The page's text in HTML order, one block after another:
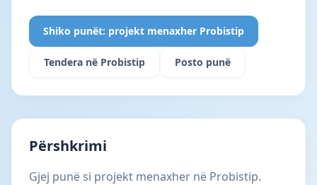
Shiko punët: projekt menaxher Probistip
Tendera në Probistip Posto punë
Përshkrimi
Gjej punë si projekt menaxher në Probistip.